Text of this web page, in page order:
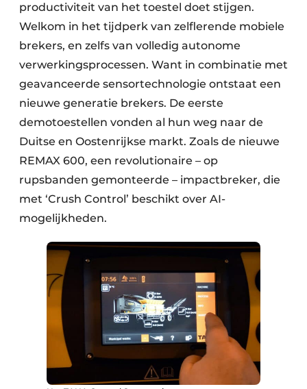
productiviteit van het toestel doet stijgen.
Welkom in het tijdperk van zelflerende mobiele
brekers, en zelfs van volledig autonome
verwerkingsprocessen. Want in combinatie met
geavanceerde sensortechnologie ontstaat een
nieuwe generatie brekers. De eerste
demotoestellen vonden al hun weg naar de
Duitse en Oostenrijkse markt. Zoals de nieuwe
REMAX 600, een revolutionaire – op
rupsbanden gemonteerde – impactbreker, die
met ‘Crush Control’ beschikt over AI-
mogelijkheden.